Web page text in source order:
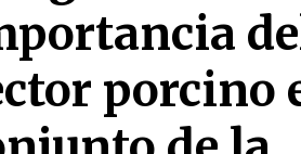
porcino